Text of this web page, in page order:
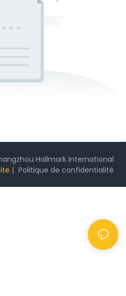
Hallmark International
| Politique de confidentialité